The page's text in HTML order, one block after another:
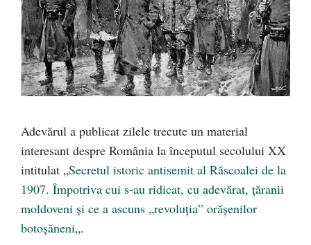
Adevărul a publicat zilele trecute un material
interesant despre România la începutul secolului XX
intitulat „Secretul istoric antisemit al Răscoalei de la
1907. Împotriva cui s-au ridicat, cu adevărat, ţăranii
moldoveni şi ce a ascuns „revoluţia” orăşenilor
botoşăneni„.